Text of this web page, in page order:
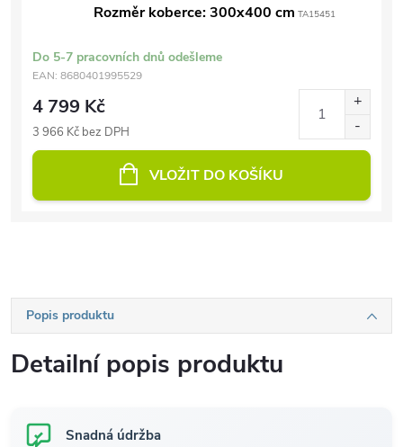
Rozměr koberce: 300x400 cm TA15451
Do 5-7 pracovních dnů odešleme
EAN: 8680401995529
4 799 Kč
3 966 Kč bez DPH
VLOŽIT DO KOŠÍKU
Popis produktu
Detailní popis produktu
Snadná údržba